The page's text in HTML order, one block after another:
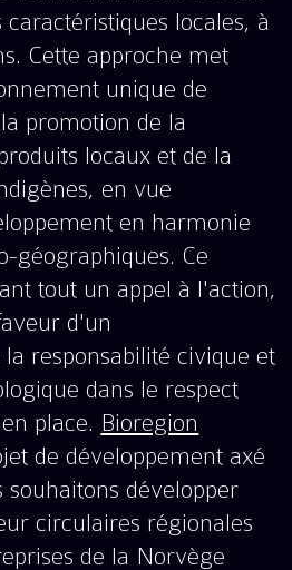
locales, à
Cette approche met
unique de
promotion de la
locaux et de la
en vue
en harmonie
géographiques. Ce
tout un appel à l'action,
d'un
responsabilité civique et
dans le respect
place. Bioregion
de développement axé
développer
circulaires régionales
de la Norvège